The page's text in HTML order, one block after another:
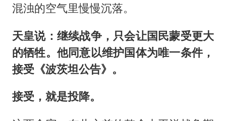
混浊的空气里慢慢沉落。
天皇说：继续战争，只会让国民蒙受更大
的牺牲。他同意以维护国体为唯一条件，
接受《波茨坦公告》。
接受，就是投降。